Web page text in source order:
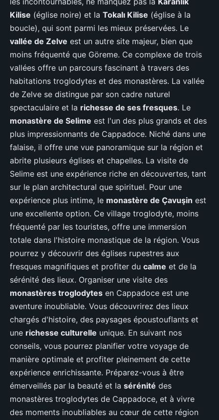
Kilise (église noire) et la Tokalı Kilise (église à la
boucle), qui sont parmi les mieux préservées. Le
vallée de Zelve est un autre site majeur, bien que
moins fréquenté que Göreme. Ce complexe de trois
vallées offre un parcours fascinant à travers des
habitations troglodytes et des monastères. La vallée
de Zelve se distingue par son cadre naturel
spectaculaire et la richesse de ses fresques. Le
monastère de Selime est l'un des plus grands et des
plus impressionnants de Cappadoce. Niché dans une
falaise, il offre une vue panoramique sur la région et
abrite plusieurs églises et chapelles. La visite de
Selime est une expérience riche en découvertes, tant
sur le plan architectural que spirituel. Pour une
expérience plus intime, le monastère de Çavuşin est
une excellente option. Ce village troglodyte, moins
fréquenté par les touristes, offre une immersion
totale dans l'histoire monastique de la région. Vous
pourrez y découvrir des églises rupestres aux
fresques magnifiques et profiter du calme et de la
sérénité des lieux. Organiser une visite des
monastères troglodytes en Cappadoce est une
aventure inoubliable. Vous découvrirez des lieux
chargés d'histoire, des paysages époustouflants et
une richesse culturelle unique. En suivant nos
conseils, vous pourrez planifier votre voyage de
manière optimale et profiter pleinement de cette
expérience enrichissante. Préparez-vous à être
émerveillés par la beauté et la sérénité des
monastères troglodytes de Cappadoce, et à vivre
des moments inoubliables au cœur de cette région